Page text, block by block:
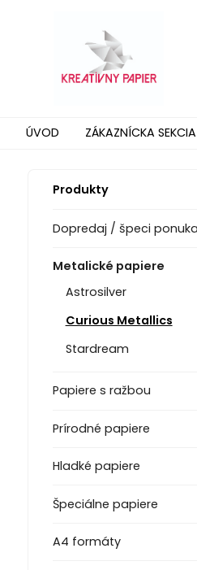
ÚVOD ZÁKAZNÍCKA SEKCIA
Produkty
Dopredaj / špeci ponuka
Metalické papiere
Astrosilver
Curious Metallics
Stardream
Papiere s ražbou
Prírodné papiere
Hladké papiere
Špeciálne papiere
A4 formáty